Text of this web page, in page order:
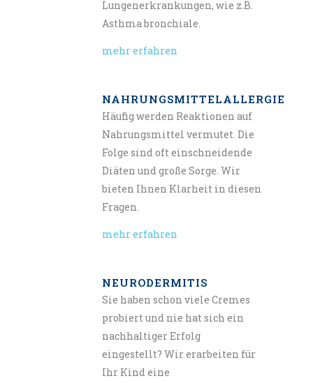
Lungenerkrankungen, wie z.B.
Asthma bronchiale.
mehr erfahren
NAHRUNGSMITTELALLERGIE
Häufig werden Reaktionen auf
Nahrungsmittel vermutet. Die
Folge sind oft einschneidende
Diäten und große Sorge. Wir
bieten Ihnen Klarheit in diesen
Fragen.
mehr erfahren
NEURODERMITIS
Sie haben schon viele Cremes
probiert und nie hat sich ein
nachhaltiger Erfolg
eingestellt? Wir erarbeiten für
Ihr Kind eine